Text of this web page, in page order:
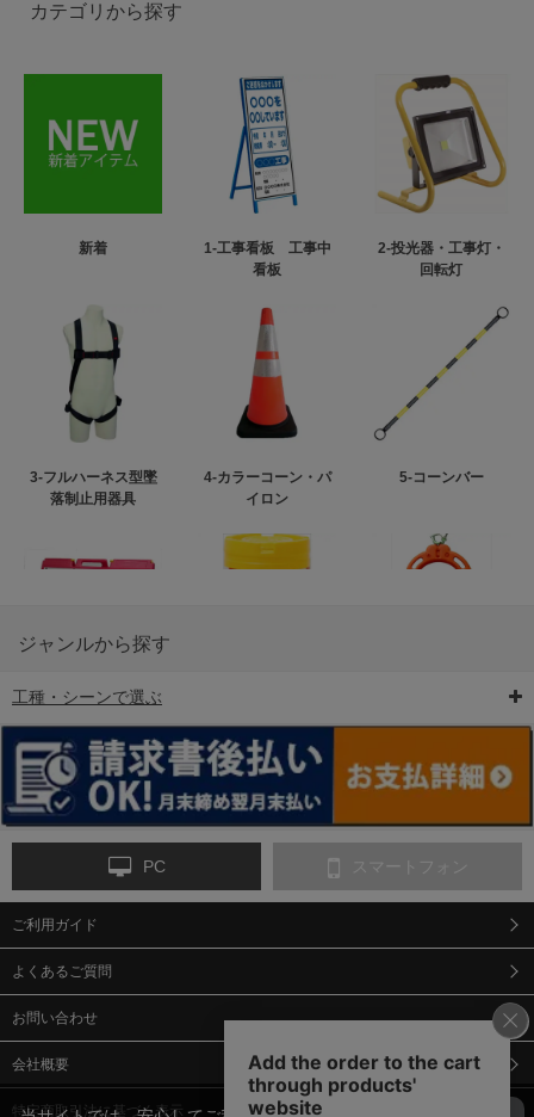
カテゴリから探す
新着
1-工事看板 工事中
看板
2-投光器・工事灯・
回転灯
3-フルハーネス型墜
落制止用器具
4-カラーコーン・パ
イロン
5-コーンバー
6-矢印板/LED矢印板
ンス
9-点字マット・タイ
ジャンルから探す
工種・シーンで選ぶ
PC スマートフォン
ご利用ガイド
よくあるご質問
お問い合わせ
会社概要
特定商取引法に基づく表示